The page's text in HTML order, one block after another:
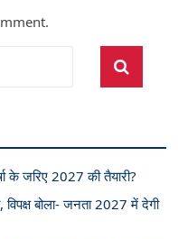
के जरिए 2027 की तैयारी?
विपक्ष बोला- जनता 2027 में देगी